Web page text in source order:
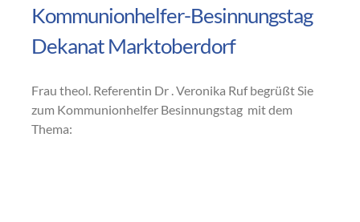
Kommunionhelfer-Besinnungstag
Dekanat Marktoberdorf
Frau theol. Referentin Dr . Veronika Ruf begrüßt Sie
zum Kommunionhelfer Besinnungstag mit dem
Thema: